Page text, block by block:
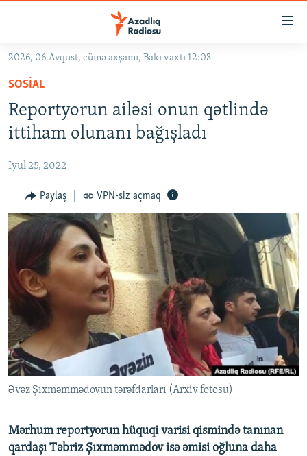
Əsas
qayıt
Əsas
naviqasiyaya
qayıt
Axtarışa
keç
GÜNDƏM
KORRUPSIOMETR
FƏRQƏ BAX
QANUNI DOĞRU
ARAŞDIRMA
MULTIMEDIA
VIDEO
FOTOQALEREYA
İNFOQRAFIKA
KARIKATURA
RADIO ARXIV
OXU ZALI
AZƏRBAYCAN ƏDƏBIYYATI KITABXANASI
İSLAM VƏ DEMOKRATIYA
İZ - MƏDƏNIYYƏT PROQRAMI
HAQQIMIZDA
MISSIYAMIZ
PEŞƏ ETIKASI VƏ JURNALISTIKA STANDARTLARIMIZ
MATERIALLARIMIZDAN ISTIFADƏ
AZADLIQRADIOSU MOBIL TELEFONUNUZDA
XƏBƏR BÜLLETENLƏRIMIZ
BIZI IZLƏ
RFE/RL-in bütün saytları
2026, 06 Avqust, cümə axşamı, Bakı vaxtı 12:03
SOSIAL
Reportyorun ailəsi onun qətlində
ittiham olunanı bağışladı
İyul 25, 2022
Paylaş VPN-siz açmaq
Əvəz Şıxməmmədovun tərəfdarları (Arxiv fotosu)
Mərhum reportyorun hüquqi varisi qismində tanınan
qardaşı Təbriz Şıxməmmədov isə əmisi oğluna daha